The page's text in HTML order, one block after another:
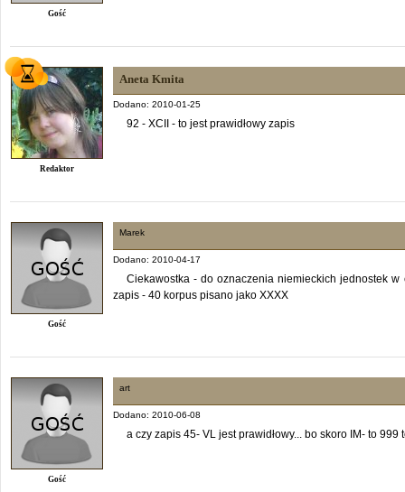
Gość
Redaktor
Aneta Kmita
Dodano: 2010-01-25
92 - XCII - to jest prawidłowy zapis
Gość
Marek
Dodano: 2010-04-17
Ciekawostka - do oznaczenia niemieckich jednostek w
zapis - 40 korpus pisano jako XXXX
Gość
art
Dodano: 2010-06-08
a czy zapis 45- VL jest prawidłowy... bo skoro IM- to